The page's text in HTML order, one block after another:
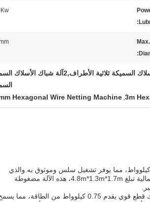
380 فولت آلة الشبكة السلكية,آلة شباك الأسلاك السميكة ثلاثية الأطراف,2آلة شباك
3m
,
Hexagonal Wire Netting Machine
يتم تشغيل آلة الشبكة السلكية السينية من قبل محطة هيدروليكية 2.2 كيلوواط، مما يوفر تشغيل سلس وموثوق به.والذي
يضمن أن الآلة دائماً ما تكون مطلية جيداً وتعمل بأفضل أداءمع أبعاد إجمالية تبلغ 4.8m*1.3m*1.7m، هذه الآلة مضغوطة
وبالإضافة إلى ذلك، يتم تجهيز آلة شبكة الأسلاك الستة الأطراف بمحرك قطع قوي يقدم 0.75 كيلوواط من الطاقة، مما